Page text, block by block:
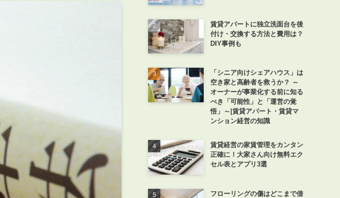
賃貸アパートに独立洗面台を後
付け・交換する方法と費用は？
DIY事例も
「シニア向けシェアハウス」は
空き家と高齢者を救うか？ ～
オーナーが事業化する前に知る
べき「可能性」と「運営の覚
悟」～|賃貸アパート・賃貸マ
ンション経営の知識
賃貸経営の家賃管理をカンタン
正確に！大家さん向け無料エク
セル表とアプリ3選
フローリングの傷はどこまで借